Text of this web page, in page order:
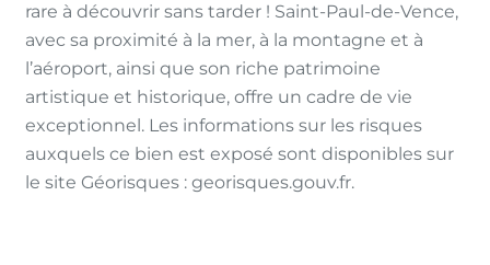
rare à découvrir sans tarder ! Saint-Paul-de-Vence,
avec sa proximité à la mer, à la montagne et à
l’aéroport, ainsi que son riche patrimoine
artistique et historique, offre un cadre de vie
exceptionnel. Les informations sur les risques
auxquels ce bien est exposé sont disponibles sur
le site Géorisques : georisques.gouv.fr.